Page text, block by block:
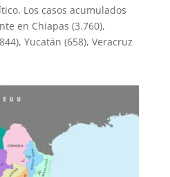
Los casos acumulados
en Chiapas (3.760),
Yucatán (658), Veracruz